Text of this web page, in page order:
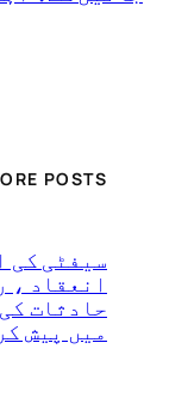
POSTS
سیفٹی کی
انعقاد ،
حادثات
میں پیش